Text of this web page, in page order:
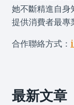
她不斷精進自身
提供消費者最專
合作聯絡方式：
最新文章